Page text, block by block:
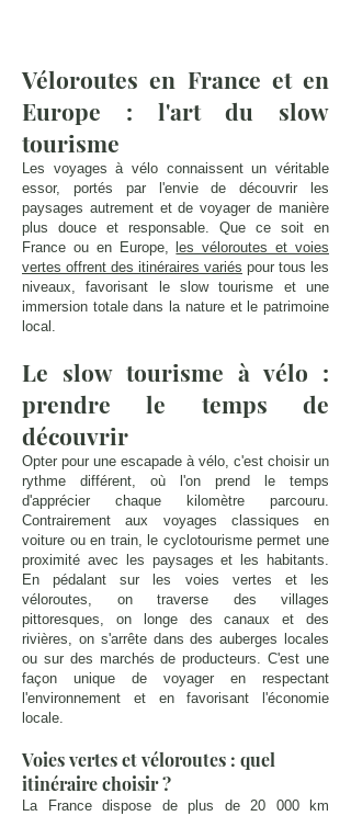
Véloroutes en France et en
Europe : l'art du slow
tourisme
Les voyages à vélo connaissent un véritable
essor, portés par l'envie de découvrir les
paysages autrement et de voyager de manière
plus douce et responsable. Que ce soit en
France ou en Europe,
les véloroutes et voies
vertes offrent des itinéraires variés pour tous les
niveaux, favorisant le slow tourisme et une
immersion totale dans la nature et le patrimoine
local.
Le slow tourisme à vélo :
prendre le temps de
découvrir
Opter pour une escapade à vélo, c'est choisir un
rythme différent, où l'on prend le temps
d'apprécier chaque kilomètre parcouru.
Contrairement aux voyages classiques en
voiture ou en train, le cyclotourisme permet une
proximité avec les paysages et les habitants.
En pédalant sur les voies vertes et les
véloroutes, on traverse des villages
pittoresques, on longe des canaux et des
rivières, on s'arrête dans des auberges locales
ou sur des marchés de producteurs. C'est une
façon unique de voyager en respectant
l'environnement et en favorisant l'économie
locale.
Voies vertes et véloroutes : quel
itinéraire choisir ?
La France dispose de plus de 20 000 km